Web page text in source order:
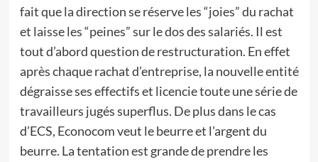
fait que la direction se réserve les “joies” du rachat
et laisse les “peines” sur le dos des salariés. Il est
tout d’abord question de restructuration. En effet
après chaque rachat d’entreprise, la nouvelle entité
dégraisse ses effectifs et licencie toute une série de
travailleurs jugés superflus. De plus dans le cas
d’ECS, Econocom veut le beurre et l’argent du
beurre. La tentation est grande de prendre les